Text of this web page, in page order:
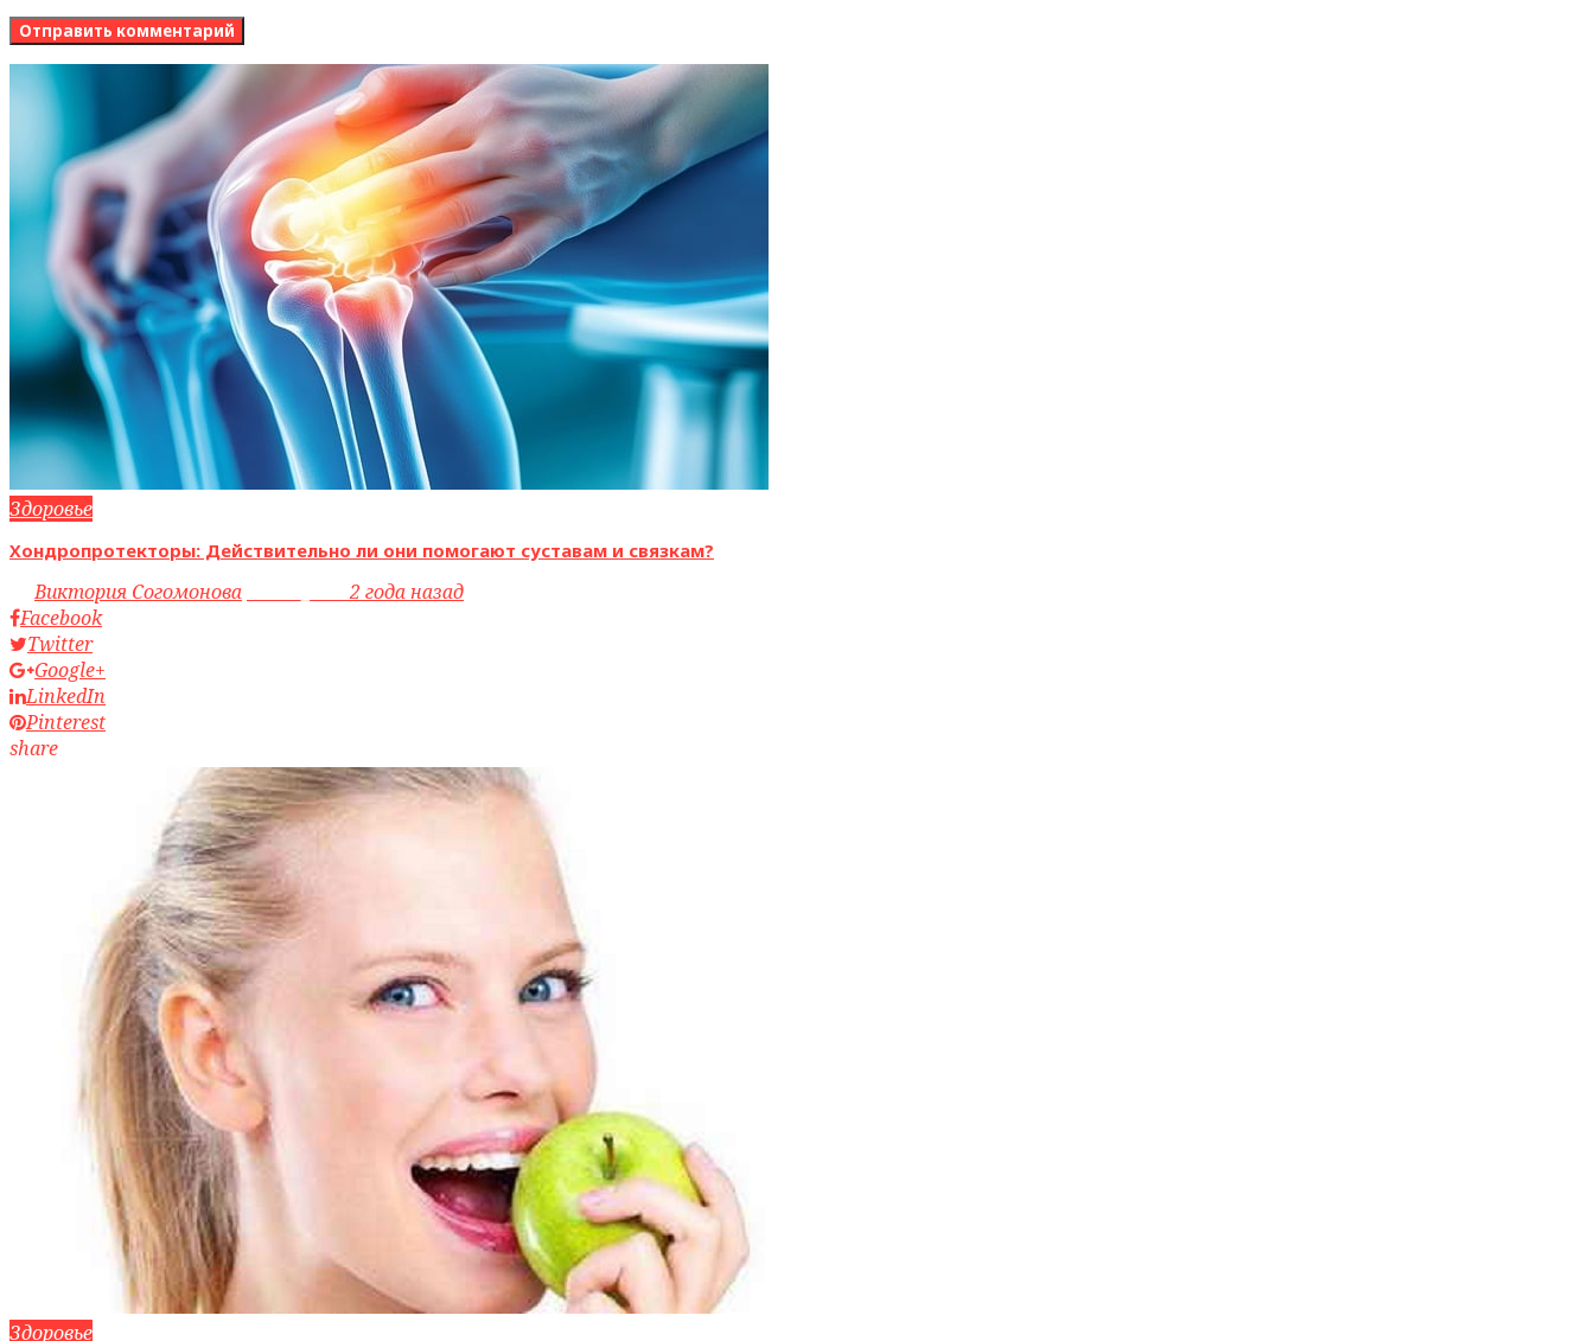
Здоровье
Хондропротекторы: Действительно ли они помогают суставам и связкам?
byВиктория Согомонова access_time2 года назад
Facebook
Twitter
Google+
LinkedIn
Pinterest
share
Здоровье